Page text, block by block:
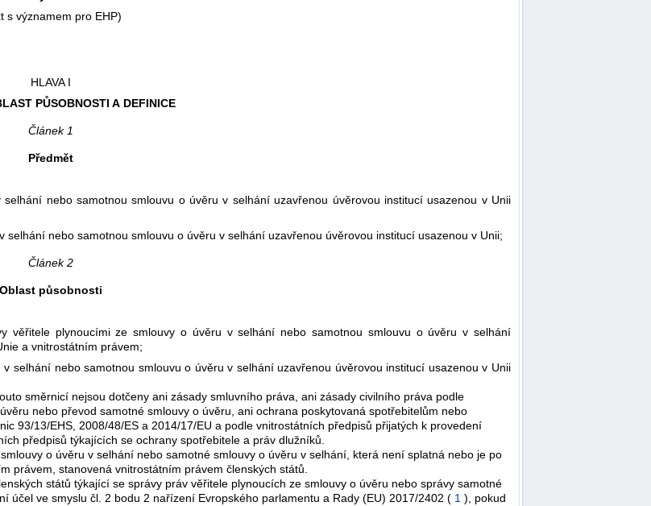
s významem pro EHP)
HLAVA I
PŮSOBNOSTI A DEFINICE
Článek 1
Předmět
nebo samotnou smlouvu o úvěru v selhání uzavřenou úvěrovou institucí usazenou v Unii
nebo samotnou smlouvu o úvěru v selhání uzavřenou úvěrovou institucí usazenou v Unii;
Článek 2
Oblast působnosti
věřitele plynoucími ze smlouvy o úvěru v selhání nebo samotnou smlouvu o úvěru v selhání
a vnitrostátním právem;
selhání nebo samotnou smlouvu o úvěru v selhání uzavřenou úvěrovou institucí usazenou v Unii
směrnicí nejsou dotčeny ani zásady smluvního práva, ani zásady civilního práva podle
nebo převod samotné smlouvy o úvěru, ani ochrana poskytovaná spotřebitelům nebo
93/13/EHS, 2008/48/ES a 2014/17/EU a podle vnitrostátních předpisů přijatých k provedení
předpisů týkajících se ochrany spotřebitele a práv dlužníků.
o úvěru v selhání nebo samotné smlouvy o úvěru v selhání, která není splatná nebo je po
právem, stanovená vnitrostátním právem členských států.
států týkající se správy práv věřitele plynoucích ze smlouvy o úvěru nebo správy samotné
ve smyslu čl. 2 bodu 2 nařízení Evropského parlamentu a Rady (EU) 2017/2402 ( 1 ), pokud